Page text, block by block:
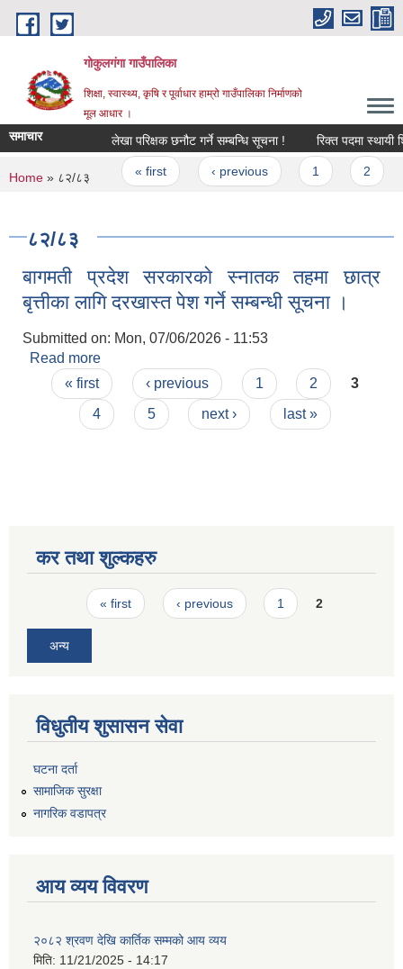
Skip to main content
गोकुलगंगा गाउँपालिका
शिक्षा, स्वास्थ्य, कृषि र पूर्वाधार हाम्रो गाउँपालिका निर्माणको
मूल आधार ।
समाचार लेखा परिक्षक छनौट गर्ने सम्बन्धि सूचना ! रिक्त पदमा स्थायी
Pages
« first ‹ previous
You are here
Home » ८२/८३
८२/८३
बागमती प्रदेश सरकारकाे स्नातक तहमा छात्र
बृत्तीका लागि दरखास्त पेश गर्ने सम्बन्धी सूचना ।
Submitted on: Mon, 07/06/2026 - 11:53
Read more
बृत्तीका लागि दरखास्त पेश गर्ने सम्बन्धी सूचना ।
Pages
« first ‹ previous 1 2
3
4
5 next › last »
कर तथा शुल्कहरु
Pages« first ‹ previous 1 2
अन्य
विधुतीय शुसासन सेवा
घटना दर्ता
सामाजिक सुरक्षा
नागरिक वडापत्र
आय व्यय विवरण
२०८२ श्रवण देखि कार्तिक सम्मको आय व्यय
मिति: 11/21/2025 - 14:17